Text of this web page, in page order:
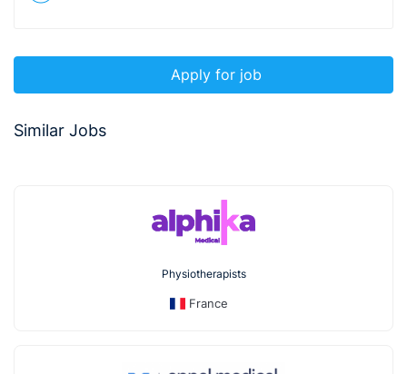
Apply for job
Similar Jobs
Physiotherapists
France